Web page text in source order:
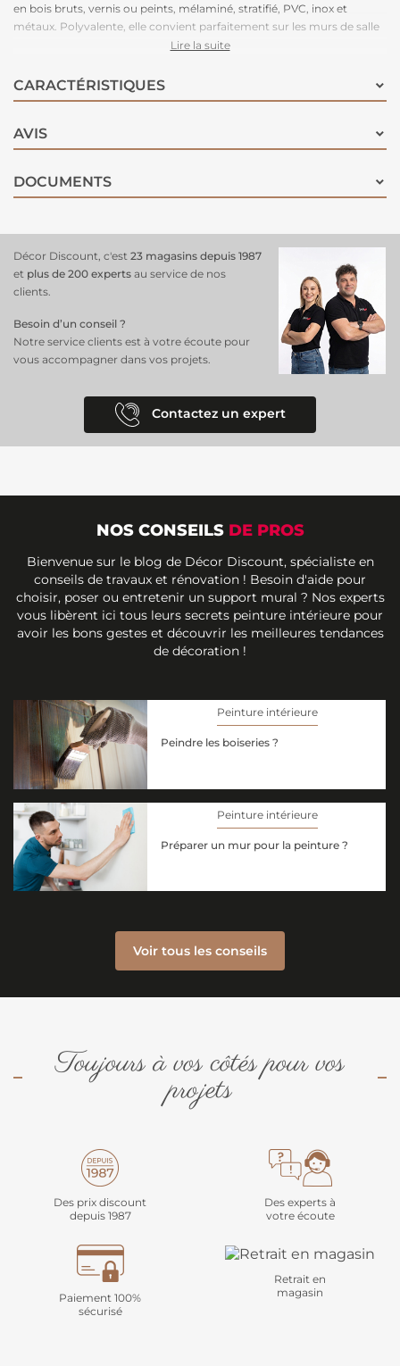
en bois bruts, vernis ou peints, mélaminé, stratifié, PVC, inox et
métaux. Polyvalente, elle convient parfaitement sur les murs de salle
de bain y compris l'intérieur de douche carrelé et s'appliquera sur de
peinture présente une haute résistance à l'eau grâce à sa protection
imperméable et pourra s'appliquer directement sur la faïence et les
entre deux couches : 6 heures. Séchage complet en 48 heures avant
la première.
Lire la suite
CARACTÉRISTIQUES
AVIS
DOCUMENTS
Décor Discount, c'est 23 magasins depuis 1987
et plus de 200 experts au service de nos
clients.
Besoin d’un conseil ?
Notre service clients est à votre écoute pour
vous accompagner dans vos projets.
Contactez un expert
NOS CONSEILS DE PROS
Bienvenue sur le blog de Décor Discount, spécialiste en
conseils de travaux et rénovation ! Besoin d'aide pour
choisir, poser ou entretenir un support mural ? Nos experts
vous libèrent ici tous leurs secrets peinture intérieure pour
avoir les bons gestes et découvrir les meilleures tendances
de décoration !
Peinture intérieure
Peindre les boiseries ?
Peinture intérieure
Préparer un mur pour la peinture ?
Voir tous les conseils
Toujours à vos côtés pour vos
projets
Des prix discount
depuis 1987
Des experts à
votre écoute
Paiement 100%
sécurisé
Retrait en
magasin